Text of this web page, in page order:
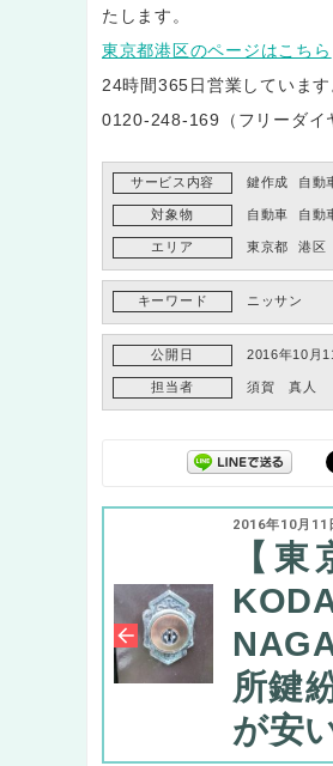
たします。
東京都港区のページはこちら
24時間365日営業しています
0120-248-169（フリーダイ
サービス内容 鍵作成 自動
対象物 自動車 自動
エリア 東京都 港区
キーワード ニッサン
公開日 2016年10月
担当者 須賀 真人
2016年10月11
【東
所鍵
が安